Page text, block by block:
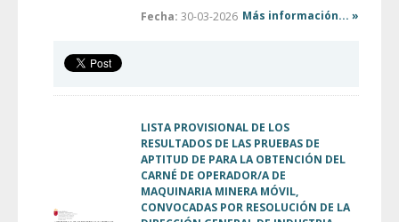
Fecha: 30-03-2026 Más información... »
LISTA PROVISIONAL DE LOS
RESULTADOS DE LAS PRUEBAS DE
APTITUD DE PARA LA OBTENCIÓN DEL
CARNÉ DE OPERADOR/A DE
MAQUINARIA MINERA MÓVIL,
CONVOCADAS POR RESOLUCIÓN DE LA